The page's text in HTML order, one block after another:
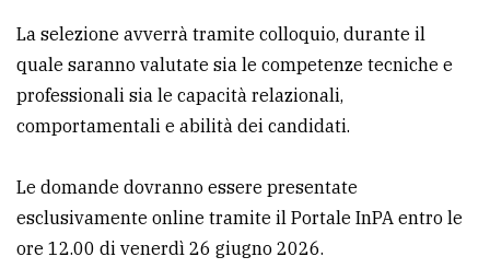
Privacy
policy
La selezione avverrà tramite colloquio, durante il
quale saranno valutate sia le competenze tecniche e
professionali sia le capacità relazionali,
comportamentali e abilità dei candidati.
Le domande dovranno essere presentate
esclusivamente online tramite il Portale InPA entro le
ore 12.00 di venerdì 26 giugno 2026.